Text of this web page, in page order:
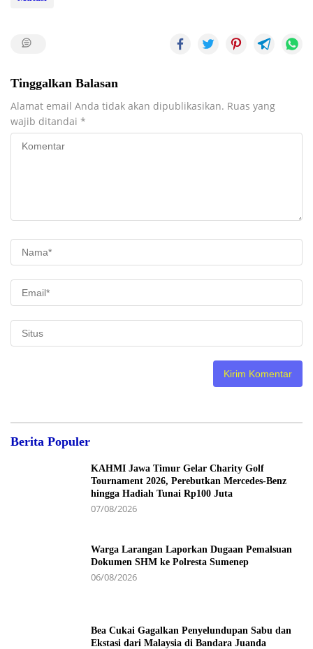
Tinggalkan Balasan
Alamat email Anda tidak akan dipublikasikan. Ruas yang
wajib ditandai *
Berita Populer
KAHMI Jawa Timur Gelar Charity Golf
Tournament 2026, Perebutkan Mercedes-Benz
hingga Hadiah Tunai Rp100 Juta
07/08/2026
Warga Larangan Laporkan Dugaan Pemalsuan
Dokumen SHM ke Polresta Sumenep
06/08/2026
Bea Cukai Gagalkan Penyelundupan Sabu dan
Ekstasi dari Malaysia di Bandara Juanda